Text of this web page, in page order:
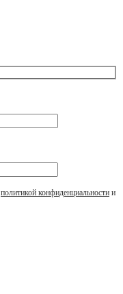
политикой конфиденциальности и